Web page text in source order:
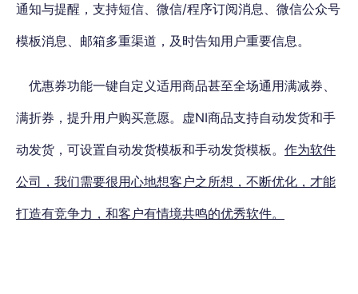
通知与提醒，支持短信、微信/程序订阅消息、微信公众号
模板消息、邮箱多重渠道，及时告知用户重要信息。
优惠券功能一键自定义适用商品甚至全场通用满减券、
满折券，提升用户购买意愿。虚NI商品支持自动发货和手
动发货，可设置自动发货模板和手动发货模板。 作为软件
公司，我们需要很用心地想客户之所想，不断优化，才能
打造有竞争力，和客户有情境共鸣的优秀软件。